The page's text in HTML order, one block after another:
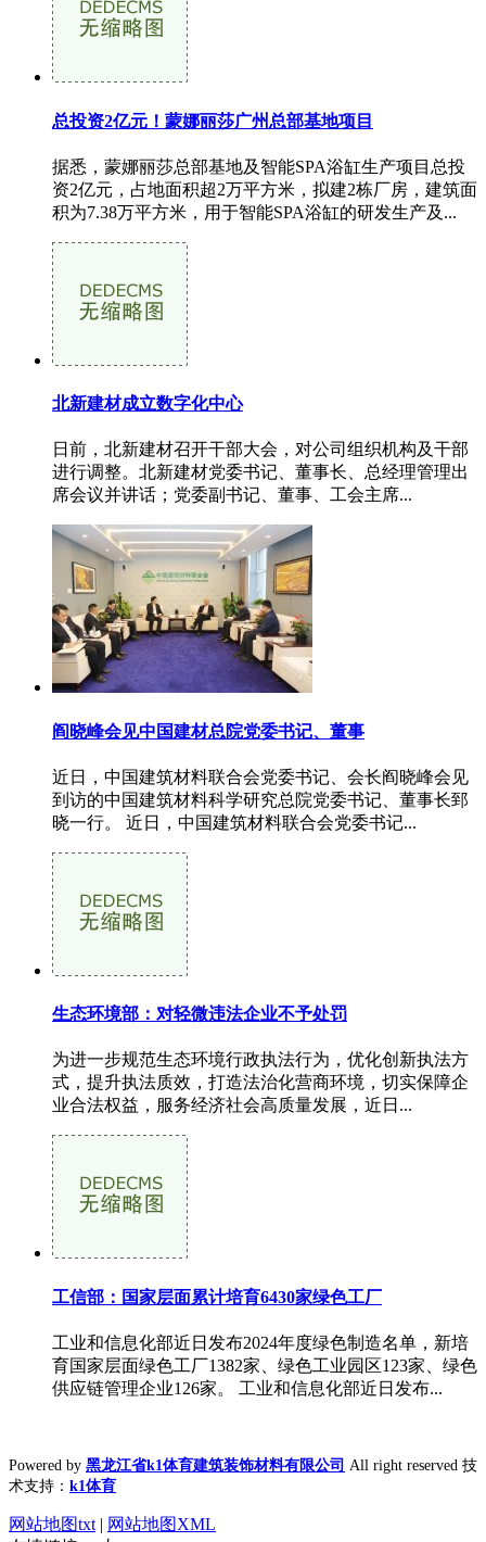
总投资2亿元！蒙娜丽莎广州总部基地项目
据悉，蒙娜丽莎总部基地及智能SPA浴缸生产项目总投
资2亿元，占地面积超2万平方米，拟建2栋厂房，建筑面
积为7.38万平方米，用于智能SPA浴缸的研发生产及...
北新建材成立数字化中心
日前，北新建材召开干部大会，对公司组织机构及干部
进行调整。北新建材党委书记、董事长、总经理管理出
席会议并讲话；党委副书记、董事、工会主席...
阎晓峰会见中国建材总院党委书记、董事
近日，中国建筑材料联合会党委书记、会长阎晓峰会见
到访的中国建筑材料科学研究总院党委书记、董事长郅
晓一行。 近日，中国建筑材料联合会党委书记...
生态环境部：对轻微违法企业不予处罚
为进一步规范生态环境行政执法行为，优化创新执法方
式，提升执法质效，打造法治化营商环境，切实保障企
业合法权益，服务经济社会高质量发展，近日...
工信部：国家层面累计培育6430家绿色工厂
工业和信息化部近日发布2024年度绿色制造名单，新培
育国家层面绿色工厂1382家、绿色工业园区123家、绿色
供应链管理企业126家。 工业和信息化部近日发布...
Powered by 黑龙江省k1体育建筑装饰材料有限公司 All right reserved 技
术支持： k1体育
网站地图txt | 网站地图XML